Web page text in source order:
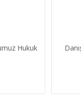
Hukuk